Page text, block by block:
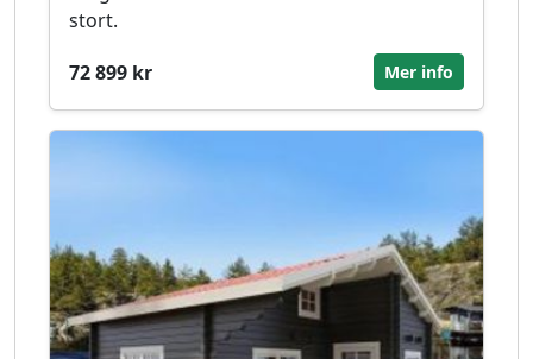
stort.
72 899 kr
Mer info